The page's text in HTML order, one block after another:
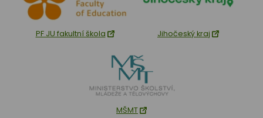
PF JU fakultní škola Jihočeský kraj
MŠMT